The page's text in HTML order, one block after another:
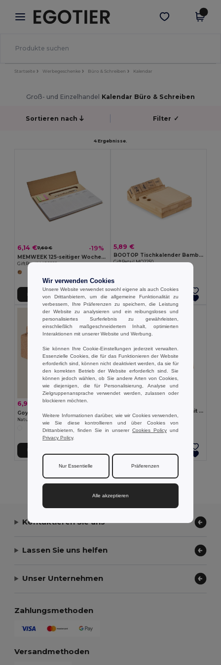
× Egotier App
Bessere Preise in der App!
App holen
Startseite Werbegeschenke Büro & Schreiben Kalendar
Groß- und Einzelhandel Kalendar Büro & Schreiben
Sortieren nach Filter ✓
4 Ergebnisse.
6,14 €7,60 € -19%
MEMWEEK 125-seitiger Wochenplaner
GiftRetail MO2289
In den Warenkorb
5,89 €
BOOTOP Tischkalender Bambus
GiftRetail MO2250
In den Warenkorb
6,91 € 7,68 €
Goya 52573
In den Warenkorb
CALENDOO Tischkalender mit Memoblock
GiftRetail MO2756
Alle Produkte Anzeigen.
Kontaktieren Sie uns
Lassen Sie uns helfen
Unser Unternehmen
Zahlungsmethoden
Versandmethoden
Wir verwenden Cookies
Unsere Website verwendet sowohl eigene als auch Cookies
von Drittanbietern, um die allgemeine Funktionalität zu
verbessern, Ihre Präferenzen zu speichern, die Leistung
der Website zu analysieren und ein reibungsloses und
personalisiertes Surferlebnis zu gewährleisten,
einschließlich maßgeschneidertem Inhalt, optimierten
Interaktionen mit unserer Website und Werbung.
Sie können Ihre Cookie-Einstellungen jederzeit verwalten.
Essenzielle Cookies, die für das Funktionieren der Website
erforderlich sind, können nicht deaktiviert werden, da sie für
den korrekten Betrieb der Website erforderlich sind. Sie
können jedoch wählen, ob Sie andere Arten von Cookies,
wie diejenigen, die für Personalisierung, Analyse und
Zielgruppenansprache verwendet werden, zulassen oder
blockieren möchten.
Weitere Informationen darüber, wie wir Cookies verwenden,
wie Sie diese kontrollieren und über Cookies von
Drittanbietern, finden Sie in unserer Cookies Policy und
Privacy Policy.
Nur Essentielle Präferenzen
Alle akzeptieren